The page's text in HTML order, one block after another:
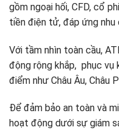
gồm ngoại hối, CFD, cổ
tiền điện tử, đáp ứng nhu
Với tầm nhìn toàn cầu,
động rộng khắp, phục vụ
điểm như Châu Âu, Châu
Để đảm bảo an toàn và
hoạt động dưới sự giám